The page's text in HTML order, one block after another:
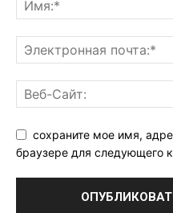
сохраните мое имя,
браузере для следующего